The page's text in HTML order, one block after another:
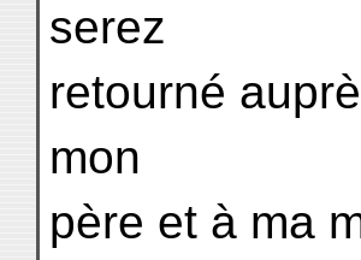
serez
retourné
mon
père et à ma